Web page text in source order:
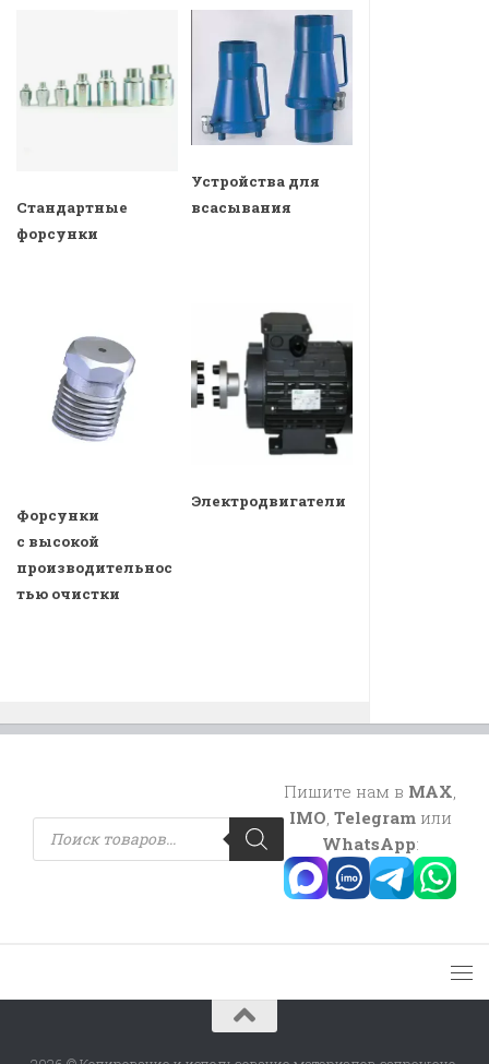
Стандартные
форсунки
Устройства для
всасывания
Форсунки
с высокой
производительнос
тью очистки
Электродвигатели
Поиск
товаров
Пишите нам в MAX
IMO Telegramили
WhatsApp: